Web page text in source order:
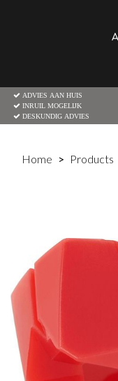
ADVIES AAN HUIS
INRUIL MOGELIJK
DESKUNDIG ADVIES
Home Products